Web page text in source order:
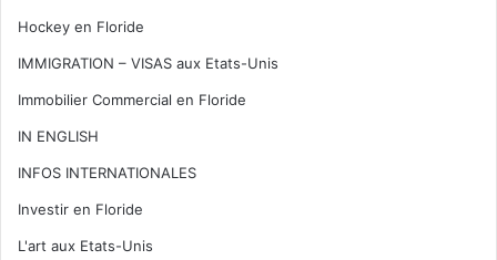
Hockey en Floride
IMMIGRATION – VISAS aux Etats-Unis
Immobilier Commercial en Floride
IN ENGLISH
INFOS INTERNATIONALES
Investir en Floride
L'art aux Etats-Unis